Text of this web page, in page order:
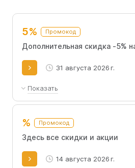
5% Промокод
Дополнительная скидка -5%
31 августа 2026 г.
Показать
5% на все модели, скидка
другими скидками
% Промокод
Здесь все скидки и акции
14 августа 2026 г.